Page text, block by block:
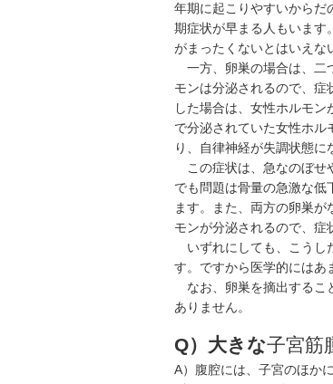
年期に起こりやすいからだ
期症状が早まる人もいます
がまったくないとはいえな
一方、卵巣の場合は、二
モンは分泌されるので、症
した場合は、女性ホルモ
で分泌されていた女性ホル
り、自律神経が失調状態に
この症状は、急なのぼせ
でも問題は骨量の急激な
ます。また、両方の卵巣
モンが分泌されるので、症
いずれにしても、こうし
す。ですから医学的にはあ
なお、卵巣を摘出するこ
ありません。
Q）大きな子宮筋
A）腹腔には、子宮のほか